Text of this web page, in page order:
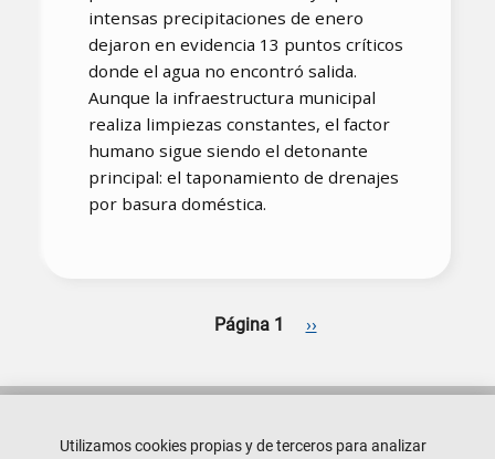
intensas precipitaciones de enero
dejaron en evidencia 13 puntos críticos
donde el agua no encontró salida.
Aunque la infraestructura municipal
realiza limpiezas constantes, el factor
humano sigue siendo el detonante
principal: el taponamiento de drenajes
por basura doméstica.
Página 1 Siguiente página
››
Utilizamos cookies propias y de terceros para analizar